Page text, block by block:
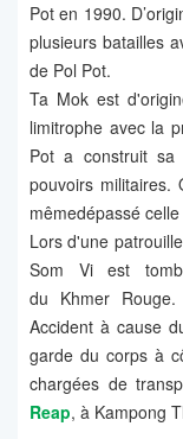
Pot en 1990.
plusieurs batailles
de Pol Pot.
Ta Mok est
limitrophe avec la
Pot a construit
pouvoirs militaires.
mêmedépassé
Lors d'une
Som Vi est
du Khmer
Accident à cause
garde du corps à
chargées de
Reap, à Kampong